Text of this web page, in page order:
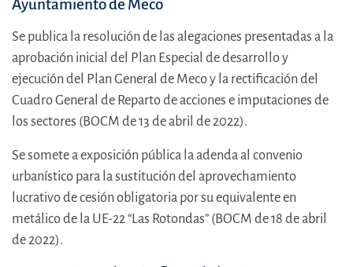
Ayuntamiento de Meco
Se publica la resolución de las alegaciones presentadas a la
aprobación inicial del Plan Especial de desarrollo y
ejecución del Plan General de Meco y la rectificación del
Cuadro General de Reparto de acciones e imputaciones de
los sectores (BOCM de 13 de abril de 2022).
Se somete a exposición pública la adenda al convenio
urbanístico para la sustitución del aprovechamiento
lucrativo de cesión obligatoria por su equivalente en
metálico de la UE-22 “Las Rotondas” (BOCM de 18 de abril
de 2022).